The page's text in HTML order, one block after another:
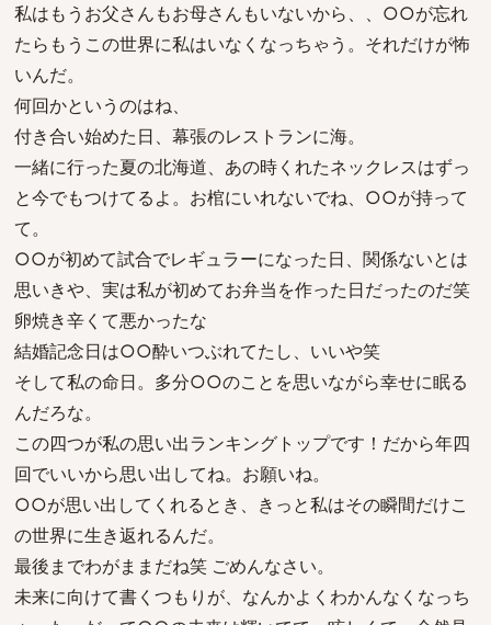
私はもうお父さんもお母さんもいないから、、○○が忘れ
たらもうこの世界に私はいなくなっちゃう。それだけが怖
いんだ。
何回かというのはね、
付き合い始めた日、幕張のレストランに海。
一緒に行った夏の北海道、あの時くれたネックレスはずっ
と今でもつけてるよ。お棺にいれないでね、○○が持って
て。
○○が初めて試合でレギュラーになった日、関係ないとは
思いきや、実は私が初めてお弁当を作った日だったのだ笑
卵焼き辛くて悪かったな
結婚記念日は○○酔いつぶれてたし、いいや笑
そして私の命日。多分○○のことを思いながら幸せに眠る
んだろな。
この四つが私の思い出ランキングトップです！だから年四
回でいいから思い出してね。お願いね。
○○が思い出してくれるとき、きっと私はその瞬間だけこ
の世界に生き返れるんだ。
最後までわがままだね笑 ごめんなさい。
未来に向けて書くつもりが、なんかよくわかんなくなっち